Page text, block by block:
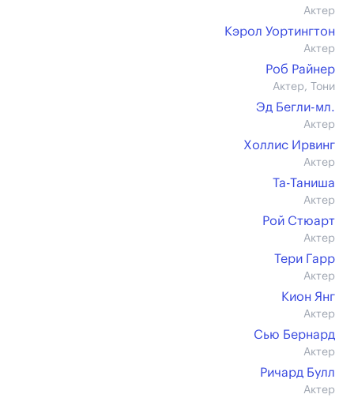
Актер
Кэрол Уортингтон
Актер
Роб Райнер
Актер, Тони
Эд Бегли-мл.
Актер
Холлис Ирвинг
Актер
Та-Таниша
Актер
Рой Стюарт
Актер
Тери Гарр
Актер
Кион Янг
Актер
Сью Бернард
Актер
Ричард Булл
Актер